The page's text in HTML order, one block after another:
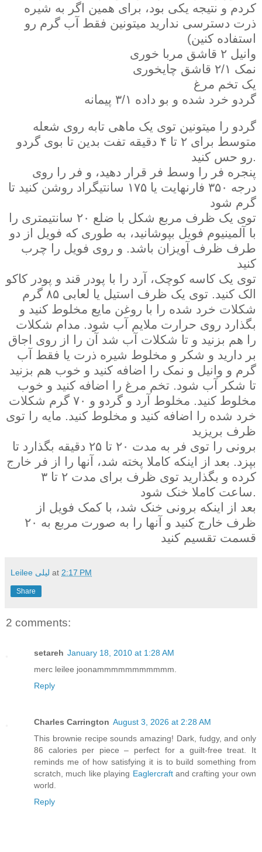
کردم و نتیجه یکی بود، برای همین اگر به شیره
ذرت دسترسی ندارید میتونین فقط آب گرم رو
استفاده کنین)
وانیل ۲ قاشق مربا خوری
نمک ۲/۱ قاشق چایخوری
یک تخم مرغ
گردو خرد شده و بو داده ۳/۱ پیمانه
گردو را میتونین توی یک ماهی تابه روی شعله
متوسط برای ۲ تا ۴ دقیقه تفت بدین تا بوی گردو
رو حس کنید.
پنجره فر را وسط فر قرار دهید، و فر را روی
درجه ۳۵۰ فارنهایت یا ۱۷۵ سانتیگراد روشن کنید تا
گرم شود
توی یک ظرف مربع شکل با ضلع ۲۰ سانتیمتری را
با آلمینیوم فویل بپوشانید، به طوری که فویل از دو
طرف ظرف آویزان باشد. و روی فویل را چرب
کنید
توی یک کاسه کوچک، آرد را با پودر قند و پودر کاکو
الک کنید. توی یک ظرف استیل یا لعابی ۸۵ گرم
شکلات خرد شده را با روغن مایع مخلوط کنید و
بگذارد روی حرارت ملایم آب شود. مدام شکلات
را هم بزنید و تا شکلات آب شد آن را از روی اجاق
بر دارید و شکر و مخلوط شیره ذرت یا فقط آب
گرم و وانیل و نمک را اضافه کنید و خوب هم بزنید
تا شکر آب شود. تخم مرغ را اضافه کنید و خوب
مخلوط کنید. مخلوط آرد و گردو و ۷۰ گرم شکلات
خرد شده را اضافه کنید و مخلوط کنید. مایه را توی
ظرف بریزید
برونی را توی فر به مدت ۲۰ تا ۲۵ دقیقه بگذارد تا
بپزد. بعد از اینکه کاملا پخته شد، آنها را از فر خارج
کرده و بگذارید توی ظرف برای مدت ۲ تا ۳
ساعت کاملا خنک شود.
بعد از اینکه برونی خنک شد، با کمک فویل از
ظرف خارج کنید و آنها را به صورت مربع به ۲۰
قسمت تقسیم کنید
Leilee لیلی at 2:17 PM
Share
2 comments:
setareh January 18, 2010 at 1:28 AM
merc leilee joonammmmmmmmmmm.
Reply
Charles Carrington August 3, 2026 at 2:28 AM
This brownie recipe sounds amazing! Dark, fudgy, and only
86 calories per piece – perfect for a guilt-free treat. It
reminds me of how satisfying it is to build something from
scratch, much like playing Eaglercraftand crafting your own
world.
Reply